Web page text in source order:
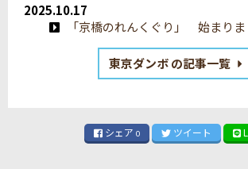
2025.10.17
「京橋のれんくぐり」 始まり
東京ダンボ の記事一覧
シェア 0 ツイート